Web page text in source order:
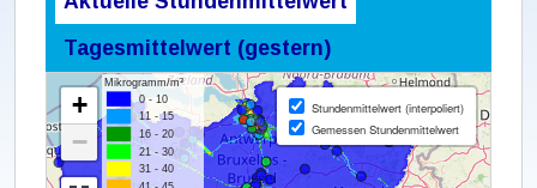
Tagesmittelwert (gestern)